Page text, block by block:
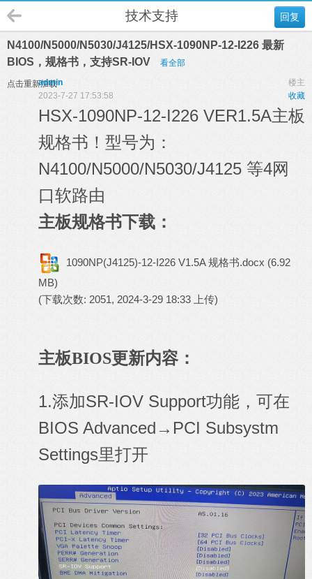
回复
技术支持
N4100/N5000/N5030/J4125/HSX-1090NP-12-I226 最新
BIOS，规格书，支持SR-IOV
看全部
点击重新加载 楼主
admin
收藏
2023-7-27 17:53:58
HSX-1090NP-12-I226 VER1.5A主板
规格书！型号为：
N4100/N5000/N5030/J4125 等4网
口软路由
主板规格书下载：
1090NP(J4125)-12-I226 V1.5A 规格书.docx (6.92
MB)
(下载次数: 2051, 2024-3-29 18:33 上传)
主板BIOS更新内容：
1.添加SR-IOV Support功能，可在
BIOS Advanced→PCI Subsystm
Settings里打开